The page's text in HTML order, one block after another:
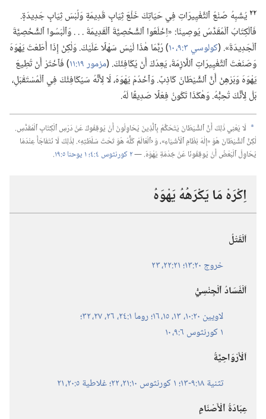
٢٢ يُشْبِهُ صُنْعُ ٱلتَّغْيِيرَاتِ فِي حَيَاتِكَ خَلْعَ ثِيَابٍ قَدِيمَةٍ وَلُبْسَ ثِيَابٍ جَدِيدَةٍ.‏
فَٱلْكِتَابُ ٱلْمُقَدَّسُ يُوصِينَا:‏ «اِخْلَعُوا ٱلشَّخْصِيَّةَ ٱلْقَدِيمَةَ .‏ .‏ .‏ وَٱلْبَسُوا ٱلشَّخْصِيَّةَ
ٱلْجَدِيدَةَ».‏ (‏كولوسي ٣:‏٩،‏ ١٠
‏)‏ رُبَّمَا هٰذَا لَيْسَ سَهْلًا عَلَيْكَ.‏ وَلٰكِنْ إِذَا أَطَعْتَ يَهْوَهَ
وَصَنَعْتَ ٱلتَّغْيِيرَاتِ ٱللَّازِمَةَ،‏ يَعِدُكَ أَنْ يُكَافِئَكَ.‏ (‏مزمور ١٩:‏١١
‏)‏ فَٱخْتَرْ أَنْ تُطِيعَ
يَهْوَهَ وَبَرْهِنْ أَنَّ ٱلشَّيْطَانَ كَاذِبٌ.‏ وَٱخْدُمْ يَهْوَهَ،‏ لَا لِأَنَّهُ سَيُكَافِئُكَ فِي ٱلْمُسْتَقْبَلِ،‏
بَلْ لِأَنَّكَ تُحِبُّهُ.‏ وَهٰكَذَا تَكُونُ فِعْلًا صَدِيقًا لَهُ.‏
a لَا يَعْنِي ذٰلِكَ أَنَّ ٱلشَّيْطَانَ يَتَحَكَّمُ بِٱلَّذِينَ يُحَاوِلُونَ أَنْ يُوقِفُوكَ عَنْ دَرْسِ ٱلْكِتَابِ ٱلْمُقَدَّسِ.‏
لٰكِنَّ ٱلشَّيْطَانَ هُوَ «إِلٰهُ نِظَامِ ٱلْأَشْيَاءِ»،‏ وَ ‹ٱلْعَالَمُ كُلُّهُ هُوَ تَحْتَ سُلْطَتِهِ›.‏ لِذٰلِكَ لَا نَتَفَاجَأُ عِنْدَمَا
يُحَاوِلُ ٱلْبَعْضُ أَنْ يُوقِفُونَا عَنْ خِدْمَةِ يَهْوَهَ.‏ —‏٢ كورنثوس ٤:‏٤؛‏ ‏.‏
اِكْرَهْ مَا يَكْرَهُهُ يَهْوَهُ
اَلْقَتْلُ
خروج ٢٠:‏١٣؛‏
اَلْفَسَادُ ٱلْجِنْسِيُّ
لاويين ٢٠:‏١٠،‏
روما ١:‏٢٤،‏
١ كورنثوس ٦:‏٩،‏ ١٠
اَلْأَرْوَاحِيَّةُ
تثنية ١٨:‏٩-‏١٣؛‏
غلاطية ٥:‏٢٠،‏ ٢١
عِبَادَةُ ٱلْأَصْنَامِ